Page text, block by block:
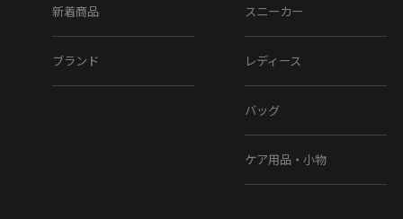
新着商品
ブランド
スニーカー
レディース
バッグ
ケア用品・小物